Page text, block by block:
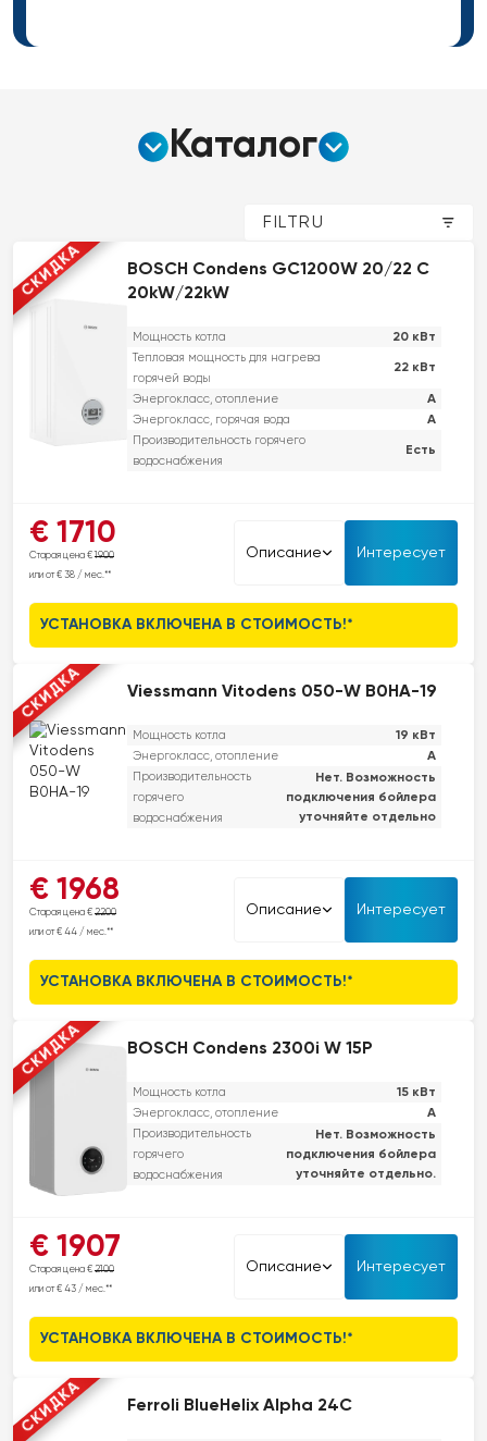
Каталог
FILTRU
BOSCH Condens GC1200W 20/22 C
20kW/22kW
Мощность котла 20 кВт
Тепловая мощность для нагрева
горячей воды
22 кВт
Энергокласс, отопление A
Энергокласс, горячая вода A
Производительность горячего
водоснабжения
Есть
использовании, обслуживании и установке. Он экономичен и служит
более 10 лет. Модель GC1200W отличается высокой
эффективностью и является отличным выбором для модернизации
старых систем отопления. GC1200W разработан как экономически
погодных условий.
СКИДКА
€ 1710
Старая цена € 1900
или от € 38 / мес.**
Описание Интересует
УСТАНОВКА ВКЛЮЧЕНА В СТОИМОСТЬ!*
Viessmann Vitodens 050-W B0HA-19
Мощность котла 19 кВт
Энергокласс, отопление A
Производительность
горячего
водоснабжения
Нет. Возможность
подключения бойлера
уточняйте отдельно
Надежный дизайн, простота в использовании, экономичность и
умные функции. Что еще нужно?
СКИДКА
€ 1968
Старая цена € 2200
или от € 44 / мес.**
Описание Интересует
УСТАНОВКА ВКЛЮЧЕНА В СТОИМОСТЬ!*
BOSCH Condens 2300i W 15P
Мощность котла 15 кВт
Энергокласс, отопление A
Производительность
горячего
водоснабжения
Нет. Возможность
подключения бойлера
уточняйте отдельно.
эффективность и современный дизайн. Он оснащен встроенным
электронным насосом, который снижает потребление энергии, и
дополнительной звукоизоляцией для тихой работы. Этот котел
сочетает в себе высокую эффективность, стильный дизайн и
СКИДКА
€ 1907
Старая цена € 2100
или от € 43 / мес.**
Описание Интересует
УСТАНОВКА ВКЛЮЧЕНА В СТОИМОСТЬ!*
Ferroli BlueHelix Alpha 24C
СКИДКА